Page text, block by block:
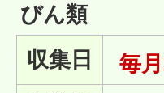
びん類
収集日
毎